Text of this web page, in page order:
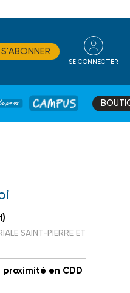
S'ABONNER
SE CONNECTER
CAMPUS
SAINT-PIERRE ET
en CDD